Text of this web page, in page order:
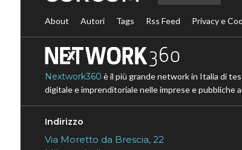
About Autori Tags Rss Feed Privacy e
Nextwork360 è il più grande network in Italia di
digitale e imprenditoriale nelle imprese e pubbliche
Indirizzo
Via Moretto da Brescia, 22